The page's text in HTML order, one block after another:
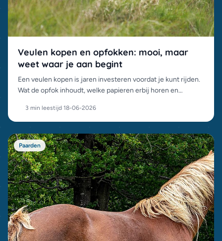
Veulen kopen en opfokken: mooi, maar
weet waar je aan begint
Een veulen kopen is jaren investeren voordat je kunt rijden.
Wat de opfok inhoudt, welke papieren erbij horen en
3 min leestijd·18-06-2026
Paarden